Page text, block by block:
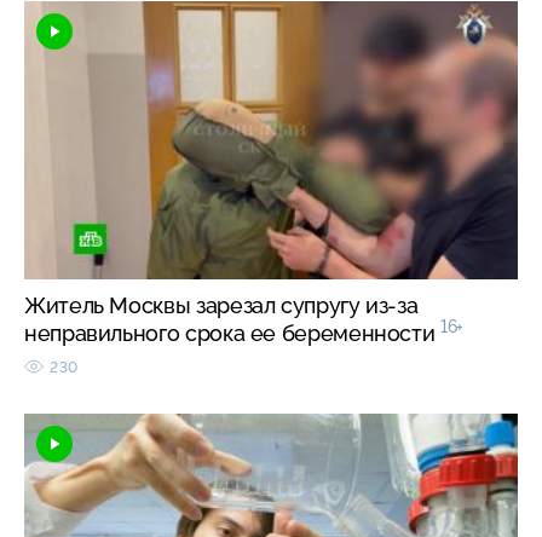
Житель Москвы зарезал супругу из-за
неправильного срока ее беременности 16+
230